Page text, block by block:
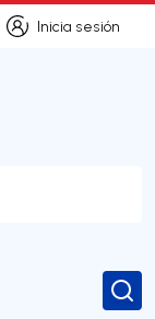
Inicia sesión
Inicia sesión